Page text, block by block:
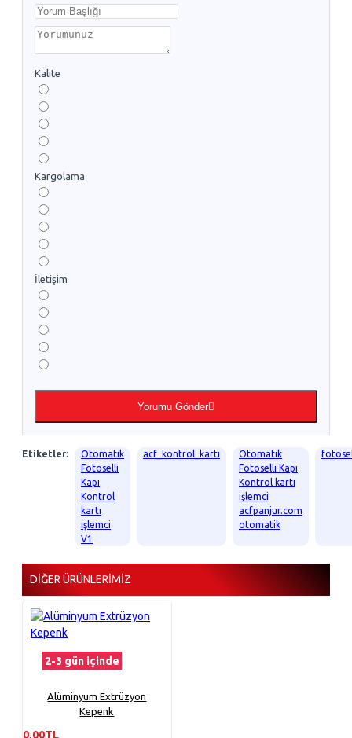
Kalite
Kargolama
İletişim
Yorumu Gönder
Etiketler:
Otomatik
Fotoselli
Kapı
Kontrol
kartı
işlemci
V1
acf_kontrol_kartı
Otomatik
Fotoselli Kapı
Kontrol kartı
işlemci
acfpanjur.com
otomatik
DIĞER ÜRÜNLERIMIZ
2-3 gün içinde
Alüminyum Extrüzyon
Kepenk
0,00TL